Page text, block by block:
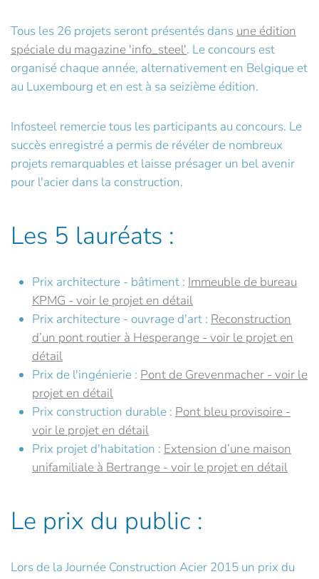
Tous les 26 projets seront présentés dans une édition
spéciale du magazine 'info_steel'. Le concours est
organisé chaque année, alternativement en Belgique et
au Luxembourg et en est à sa seizième édition.
Infosteel remercie tous les participants au concours. Le
succès enregistré a permis de révéler de nombreux
projets remarquables et laisse présager un bel avenir
pour l'acier dans la construction.
Les 5 lauréats :
Prix architecture - bâtiment : Immeuble de bureau
KPMG - voir le projet en détail
Prix architecture - ouvrage d'art : Reconstruction
d’un pont routier à Hesperange - voir le projet en
détail
Prix de l'ingénierie : Pont de Grevenmacher - voir le
projet en détail
Prix construction durable : Pont bleu provisoire -
voir le projet en détail
Prix projet d'habitation : Extension d’une maison
unifamiliale à Bertrange - voir le projet en détail
Le prix du public :
Lors de la Journée Construction Acier 2015 un prix du